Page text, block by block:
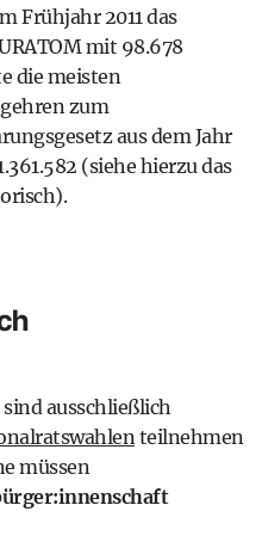
Frühjahr 2011 das
mit 98.678
die meisten
zum
aus dem Jahr
(siehe hierzu das
ausschließlich
teilnehmen
müssen